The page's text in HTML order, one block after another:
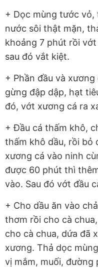
+ Dọc mùng tước
nước sôi thật mặn,
khoảng 7 phút rồi
sau đó vắt kiệt.
+ Phần đầu và
gừng đập dập, hạt
đó, vớt xương cá ra
+ Đầu cá thấm khô,
thấm khô dầu, rồi bỏ
xương cá vào ninh
được 60 phút thì
vào. Sau đó vớt đầu
+ Cho dầu ăn vào
thơm rồi cho cà
cho cà chua, dứa đã
xương. Thả dọc
vị mắm, muối, đường